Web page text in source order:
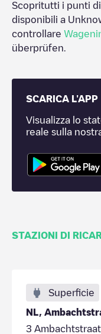
Scopritutti i punti
disponibili a
controllare
überprüfen.
SCARICA L'APP
Visualizza lo
reale sulla
STAZIONI DI
Superficie
NL,
3